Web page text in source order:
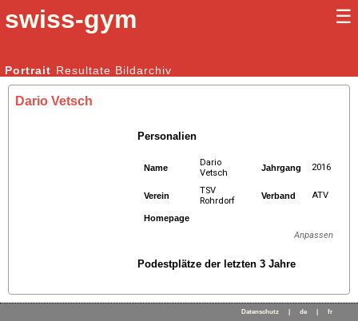
swiss-gym ☰
Kunstturnen Männer | Kunstturnen Frauen
Portrait Resultate Bildarchiv
Dario Vetsch
Personalien
Name
Dario
Vetsch
Jahrgang 2016
Verein
TSV
Rohrdorf
Verband ATV
Homepage
Anpassen
Podestplätze der letzten 3 Jahre
Datenschutz de fr